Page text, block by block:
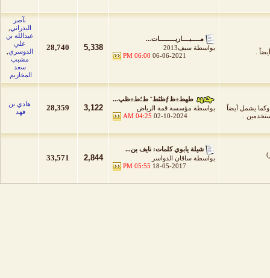
.
مـــــبــــاريـــــــــات...
بواسطة سيف2013
06-06-2021
06:00 PM
5,338
28,740
نآصر
البدراني
عبدالله بن
علي
الدوسري
مشبب
سعد
المخاريم
يشمل أيضاً
.
طھط±ظƒظٹط¨ ط؛ط±ظپ...
بواسطة مؤسسة قمة الرياض
02-10-2024
04:25 AM
3,122
28,359
هادي بن
فهد
شيلة يابوي كلمات: نايف بن...
بواسطة ساقان الدواسر
18-05-2017
05:55 PM
2,844
33,571